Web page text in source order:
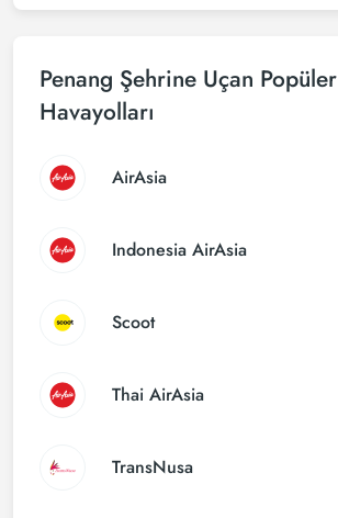
Penang Şehrine Uçan Popüler
Havayolları
AirAsia
Indonesia AirAsia
Scoot
Thai AirAsia
TransNusa